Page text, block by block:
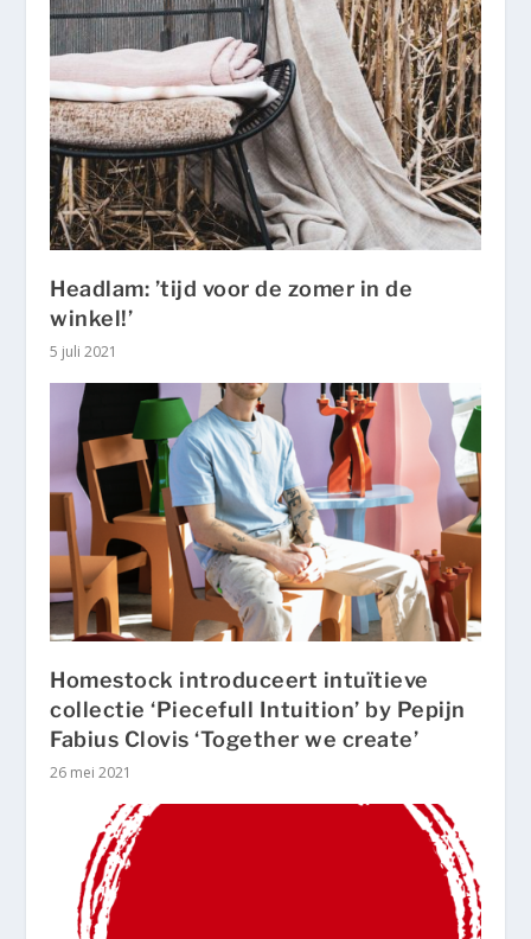
Headlam: ’tijd voor de zomer in de
winkel!’
5 juli 2021
Homestock introduceert intuïtieve
collectie ‘Piecefull Intuition’ by Pepijn
Fabius Clovis ‘Together we create’
26 mei 2021